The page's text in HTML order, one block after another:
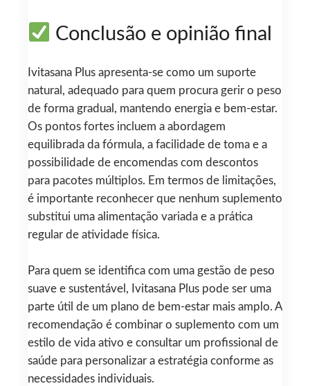
Conclusão e opinião final
Ivitasana Plus apresenta-se como um suporte
natural, adequado para quem procura gerir o peso
de forma gradual, mantendo energia e bem-estar.
Os pontos fortes incluem a abordagem
equilibrada da fórmula, a facilidade de toma e a
possibilidade de encomendas com descontos
para pacotes múltiplos. Em termos de limitações,
é importante reconhecer que nenhum suplemento
substitui uma alimentação variada e a prática
regular de atividade física.
Para quem se identifica com uma gestão de peso
suave e sustentável, Ivitasana Plus pode ser uma
parte útil de um plano de bem-estar mais amplo. A
recomendação é combinar o suplemento com um
estilo de vida ativo e consultar um profissional de
saúde para personalizar a estratégia conforme as
necessidades individuais.